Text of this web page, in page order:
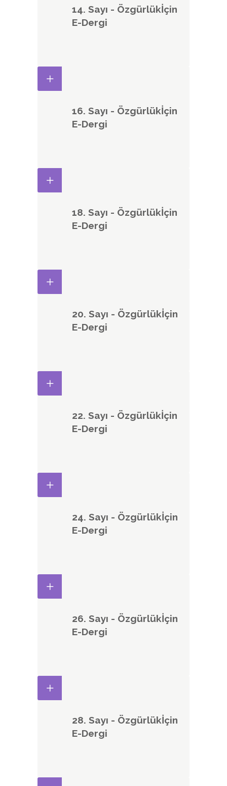
14. Sayı - Özgürlükİçin
E-Dergi
16. Sayı - Özgürlükİçin
E-Dergi
18. Sayı - Özgürlükİçin
E-Dergi
20. Sayı - Özgürlükİçin
E-Dergi
22. Sayı - Özgürlükİçin
E-Dergi
24. Sayı - Özgürlükİçin
E-Dergi
26. Sayı - Özgürlükİçin
E-Dergi
28. Sayı - Özgürlükİçin
E-Dergi